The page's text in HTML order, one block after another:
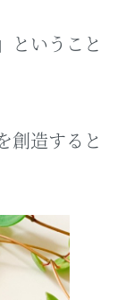
ということ
創造すると